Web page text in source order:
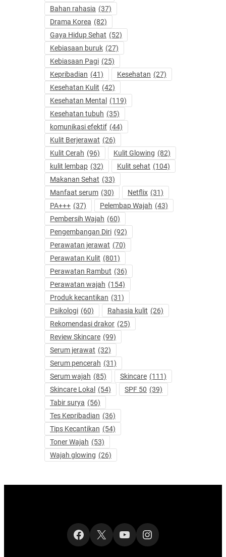
Bahan rahasia (37)
Drama Korea (82)
Gaya Hidup Sehat (52)
Kebiasaan buruk (27)
Kebiasaan Pagi (25)
Kepribadian (41) Kesehatan (27)
Kesehatan Kulit (42)
Kesehatan Mental
(119)
Kesehatan tubuh (35)
komunikasi efektif (44)
Kulit Berjerawat (26)
Kulit Cerah (96) Kulit Glowing (82)
kulit lembap (32) Kulit sehat (104)
Makanan Sehat (33)
Manfaat serum (30) Netflix (31)
PA+++ (37) Pelembap Wajah (43)
Pembersih Wajah (60)
Pengembangan Diri (92)
Perawatan jerawat (70)
Perawatan Kulit (801)
Perawatan Rambut (36)
Perawatan wajah (154)
Produk kecantikan (31)
Psikologi (60) Rahasia kulit (26)
Rekomendasi drakor (25)
Review Skincare (99)
Serum jerawat (32)
Serum pencerah (31)
Serum wajah (85) Skincare (111)
Skincare Lokal
(54) SPF 50 (39)
Tabir surya (56)
Tes Kepribadian (36)
Tips Kecantikan (54)
Toner Wajah (53)
Wajah glowing (26)
Facebook
X YouTubeInstagram